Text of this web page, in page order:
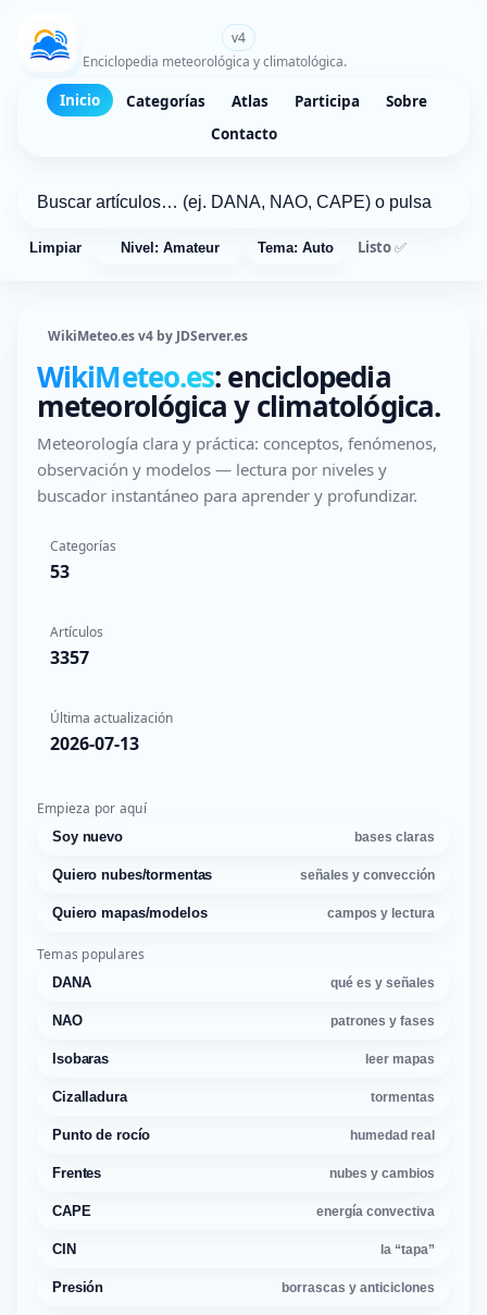
v4
Enciclopedia meteorológica y climatológica.
Inicio Categorías Atlas Participa
Sobre
Contacto
Limpiar Nivel: Amateur Tema: Auto Listo ✅
WikiMeteo.es v4 by JDServer.es
WikiMeteo.es: enciclopedia
meteorológica y climatológica.
Meteorología clara y práctica: conceptos, fenómenos,
observación y modelos — lectura por niveles y
buscador instantáneo para aprender y profundizar.
Categorías
53
Artículos
3357
Última actualización
2026-07-13
Empieza por aquí
Soy nuevo bases claras
Quiero nubes/tormentas señales y convección
Quiero mapas/modelos campos y lectura
Temas populares
DANA qué es y señales
NAO patrones y fases
Isobaras leer mapas
Cizalladura tormentas
Punto de rocío humedad real
Frentes nubes y cambios
CAPE energía convectiva
CIN la “tapa”
Presión borrascas y anticiclones